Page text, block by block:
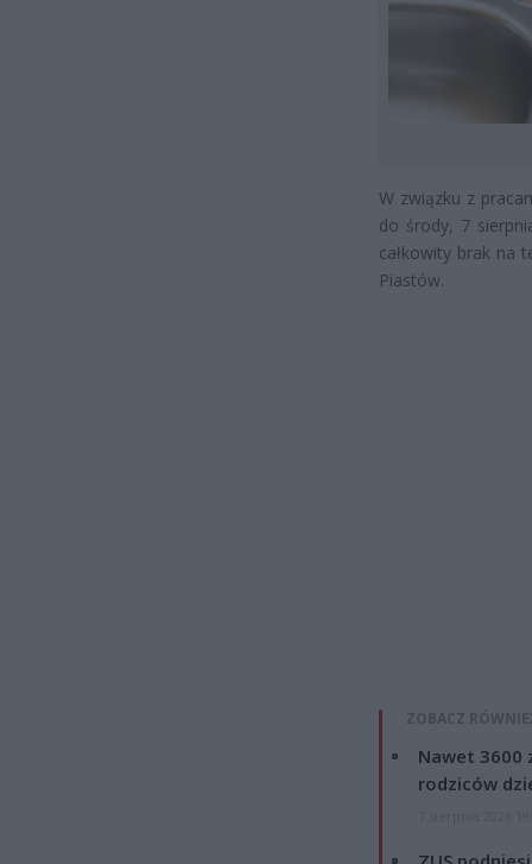
W związku z
do środy, 7
całkowity brak na
Piastów.
ZOBACZ
Nawet 3600
rodziców